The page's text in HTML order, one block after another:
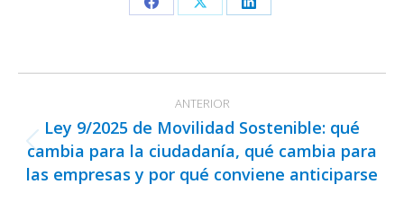
Share
Facebook
Share
X
Share
LinkedIn
entre
publicaciones
ANTERIOR
Publicación
anterior:
Ley 9/2025 de Movilidad Sostenible: qué
cambia para la ciudadanía, qué cambia para
las empresas y por qué conviene anticiparse